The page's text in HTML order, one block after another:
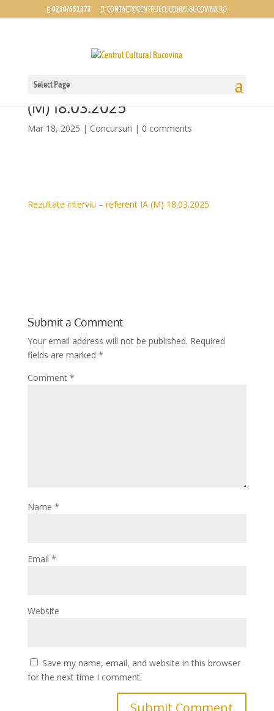
0230/551372 CONTACT@CENTRULCULTURALBUCOVINA.RO
Select Page
Rezultate interviu – referent IA
(M) 18.03.2025
Mar 18, 2025 | Concursuri | 0 comments
Rezultate interviu – referent IA (M) 18.03.2025
Submit a Comment
Your email address will not be published. Required
fields are marked *
Comment *
Name *
Email *
Website
Save my name, email, and website in this browser
for the next time I comment.